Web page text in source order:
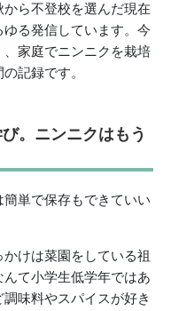
ら不登校を選んだ現在
る発信しています。今
家庭でニンニクを栽培
記録です。
。ニンニクはもう
簡単で保存もできていい
けは菜園をしている祖
て小学生低学年ではあ
味料やスパイスが好き